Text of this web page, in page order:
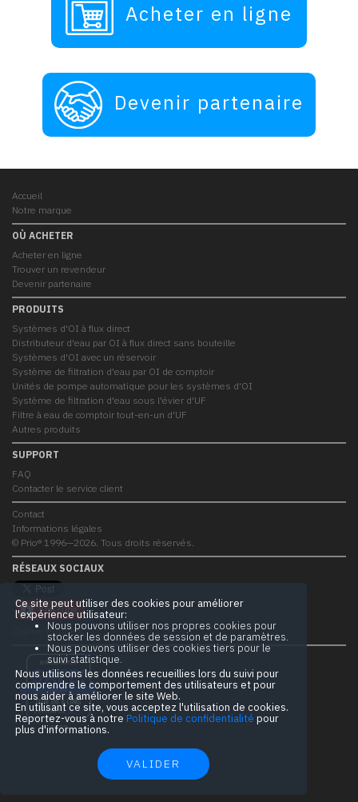
Ce site peut utiliser des cookies pour améliorer
l'expérience utilisateur:
Nous pouvons utiliser nos propres cookies pour
stocker les données de session et de paramètres.
Nous pouvons utiliser des cookies tiers pour le
suivi statistique.
Nous utilisons les données recueillies lors du suivi pour
comprendre le comportement des utilisateurs et pour
nous aider à améliorer le site Web.
En utilisant ce site, vous acceptez l'utilisation de cookies.
Reportez-vous à notrePolitique de confidentialité pour
plus d'informations.
VALIDER
Acheter en ligne
Devenir partenaire
Accueil
Notre marque
OÙ ACHETER
Acheter en ligne
Trouver un revendeur
Devenir partenaire
PRODUITS
Systèmes d'OI à flux direct
Distributeur d'eau par OI à flux direct sans bouteille
Systèmes d'OI avec un réservoir
Système de filtration d'eau par OI de comptoir
Unités de pompe automatique pour les systèmes d'OI
Système de filtration d'eau sous l'évier d'UF
Filtre à eau de comptoir tout-en-un d'UF
Autres produits
SUPPORT
FAQ
Contacter le service client
Contact
Informations légales
© Prio® 1996—2026. Tous droits réservés.
RÉSEAUX SOCIAUX
Chaîne YouTube
BRILLIANTLY
SAFE!
prio.pro
CONTENT & LINKS
Verified by Sur.ly
2023